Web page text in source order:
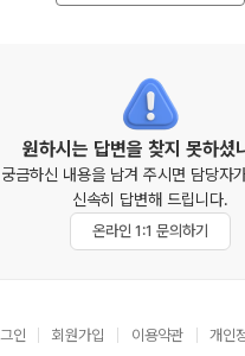
원하시는 답변을 찾지 못하셨
궁금하신 내용을 남겨 주시면 담당자
신속히 답변해 드립니다.
온라인 1:1 문의하기
인 회원가입 이용약관 개인